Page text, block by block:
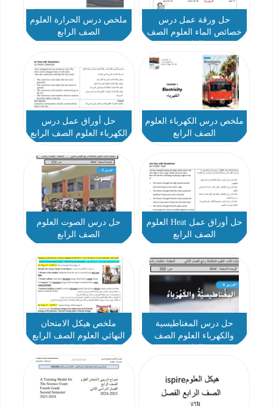
حل ورقة عمل درس
خصائص الماء العلوم الصف
ملخص درس الحرارة العلوم
الصف الرابع
ملخص درس الكهرباء العلوم
الصف الرابع
حل أوراق عمل درس
الكهرباء العلوم الصف الرابع
حل أوراق عمل Heat العلوم
الصف الرابع
حل درس الصوت العلوم
الصف الرابع
حل درس المغناطيسية
والكهرباء العلوم الصف
ملخص هيكل الامتحان
النهائي العلوم الصف الرابع
2024